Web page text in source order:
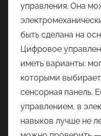
управления. Она
быть сделана на
Цифровое
иметь варианты:
которыми
сенсорная панель.
управлением, в
навыков лучше не